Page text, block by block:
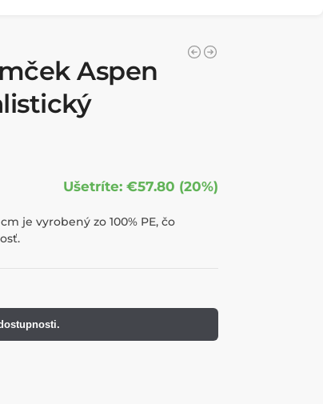
Aspen
Ušetríte: €57.80 (20%)
je vyrobený zo 100% PE, čo